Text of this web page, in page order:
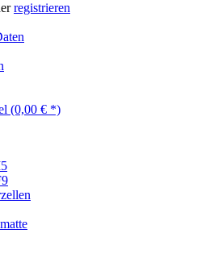
registrieren
(0,00 € *)